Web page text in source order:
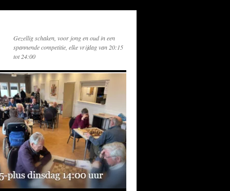
Gezellig schaken, voor jong en oud in een
spannende competitie, elke vrijdag van 20:15
tot 24:00